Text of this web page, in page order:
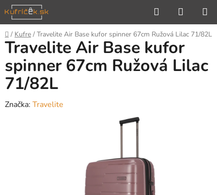
Prejsť
na
obsah
Hľadať
KOŠÍK
Domov
/ Kufre / Travelite Air Base kufor spinner 67cm Ružová Lilac 71/82L
Travelite Air Base kufor
spinner 67cm Ružová Lilac
71/82L
Značka: Travelite